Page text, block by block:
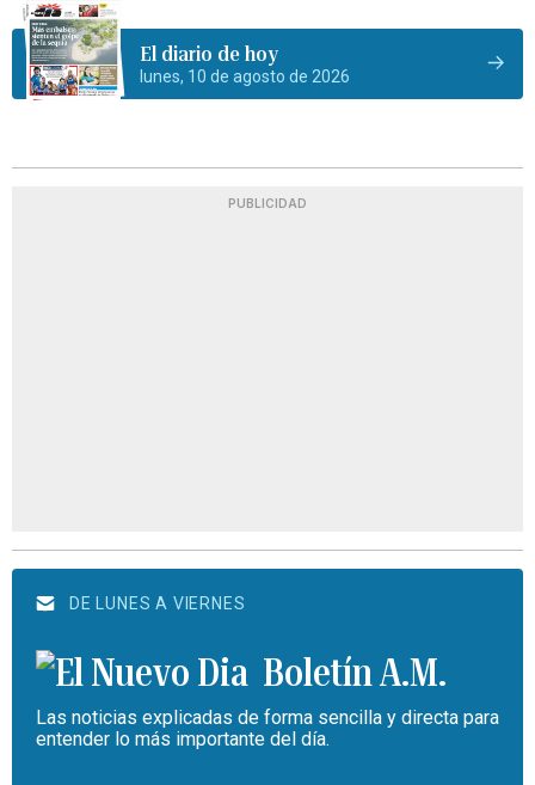
El diario de hoy
lunes, 10 de agosto de 2026
PUBLICIDAD
DE LUNES A VIERNES
Boletín A.M.
Las noticias explicadas de forma sencilla y directa para
entender lo más importante del día.